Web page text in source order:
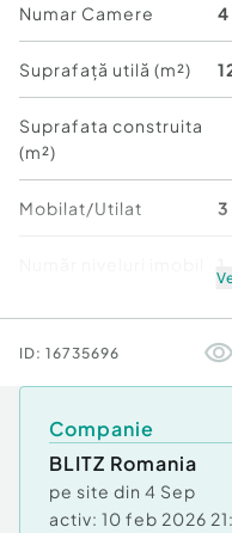
Stadiu: finisat la
finalizate
Parchet SPC montat
Centrală termică
Încălzire prin
Parter:
Dormitor
Baie
Numar Camere 4
Suprafață utilă (m²)
Suprafata construita
(m²)
Mobilat/Utilat 3
Stare
ID: 16735696
Companie
BLITZ Romania
pe site din 4 Sep
activ: 10 feb 2026